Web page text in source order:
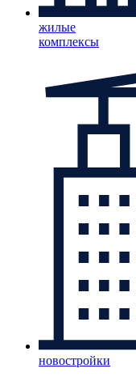
жилые
комплексы
новостройки